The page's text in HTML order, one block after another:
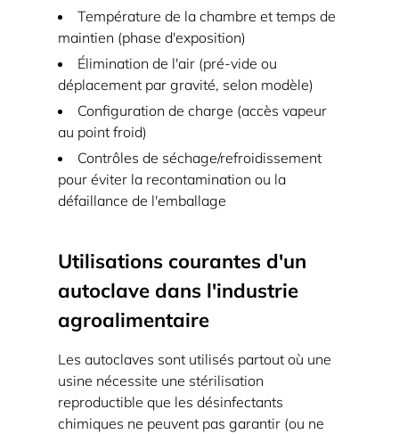
de
microbiologie
2.3
Support
produit
et
emballage
(processus
sélectionnés)
Cycles
typiques
et
de
paramètres
pratiques
Température de la chambre et temps de
maintien (phase d'exposition)
Élimination de l'air (pré-vide ou
déplacement par gravité, selon modèle)
Configuration de charge (accès vapeur
au point froid)
Contrôles de séchage/refroidissement
pour éviter la recontamination ou la
défaillance de l'emballage
Utilisations courantes d'un
autoclave dans l'industrie
agroalimentaire
Les autoclaves sont utilisés partout où une
usine nécessite une stérilisation
reproductible que les désinfectants
chimiques ne peuvent pas garantir (ou ne